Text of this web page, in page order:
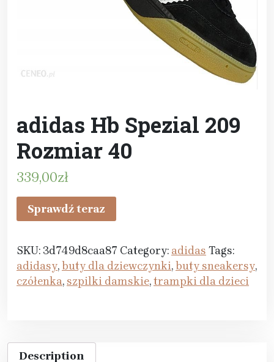
adidas Hb Spezial 209
Rozmiar 40
339,00zł
Sprawdź teraz
SKU: 3d749d8caa87 Category: adidas Tags:
adidasy,buty dla dziewczynki,buty sneakersy,
czółenka,szpilki damskie,trampki dla dzieci
Description